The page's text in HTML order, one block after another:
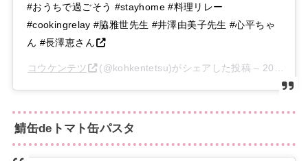
#おうちで過ごそう #stayhome #料理リレー
#cookingrelay #脇雅世先生 #井澤由美子先生 #心平ちゃ
ん #長澤恵さん
コウケンテツ (@kohkentetsu)がシェアした投稿 – 2020年 4
鯖缶deトマト缶パスタ